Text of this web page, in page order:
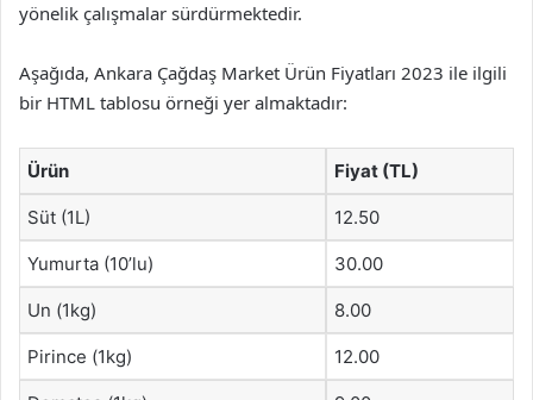
yönelik çalışmalar sürdürmektedir.
Aşağıda, Ankara Çağdaş Market Ürün Fiyatları 2023 ile ilgili
bir HTML tablosu örneği yer almaktadır:
Ürün Fiyat (TL)
Süt (1L) 12.50
Yumurta (10’lu) 30.00
Un (1kg) 8.00
Pirince (1kg) 12.00